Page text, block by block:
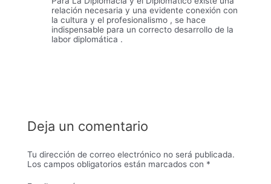
relación necesaria y una evidente conexión con
la cultura y el profesionalismo , se hace
indispensable para un correcto desarrollo de la
labor diplomática .
Deja un comentario
Tu dirección de correo electrónico no será publicada.
Los campos obligatorios están marcados con *